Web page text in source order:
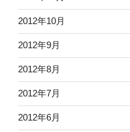
2012年10月
2012年9月
2012年8月
2012年7月
2012年6月